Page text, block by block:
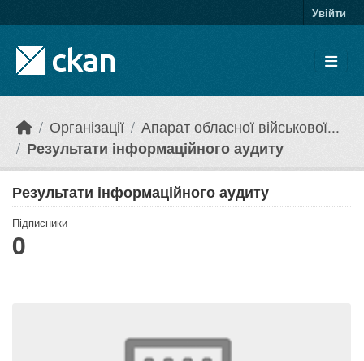
Увійти
Організації
Апарат обласної військової...
Результати інформаційного аудиту
Результати інформаційного аудиту
Підписники
0